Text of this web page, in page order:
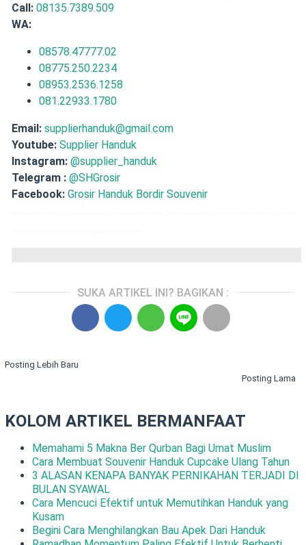
Call: 08135.7389.509
WA:
08578.47777.02
08775.250.2234
08953.2536.1258
081.22933.1780
Email: supplierhanduk@gmail.com
Youtube: Supplier Handuk
Instagram: @supplier_handuk
Telegram : @SHGrosir
Facebook: Grosir Handuk Bordir Souvenir
SUKA ARTIKEL INI? BAGIKAN :
Posting Lebih Baru
Posting Lama
KOLOM ARTIKEL BERMANFAAT
Memahami 5 Makna Ber Qurban Bagi Umat Muslim
Cara Membuat Souvenir Handuk Cupcake Ulang Tahun
3 ALASAN KENAPA BANYAK PERNIKAHAN TERJADI DI
BULAN SYAWAL
Cara Mencuci Efektif untuk Memutihkan Handuk yang
Kusam
Begini Cara Menghilangkan Bau Apek Dari Handuk